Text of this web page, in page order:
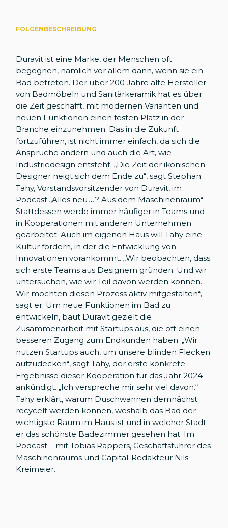
FOLGENBESCHREIBUNG
Duravit ist eine Marke, der Menschen oft
begegnen, nämlich vor allem dann, wenn sie ein
Bad betreten. Der über 200 Jahre alte Hersteller
von Badmöbeln und Sanitärkeramik hat es über
die Zeit geschafft, mit modernen Varianten und
neuen Funktionen einen festen Platz in der
Branche einzunehmen. Das in die Zukunft
fortzuführen, ist nicht immer einfach, da sich die
Ansprüche ändern und auch die Art, wie
Industriedesign entsteht. „Die Zeit der ikonischen
Designer neigt sich dem Ende zu“, sagt Stephan
Tahy, Vorstandsvorsitzender von Duravit, im
Podcast „Alles neu…? Aus dem Maschinenraum“.
Stattdessen werde immer häufiger in Teams und
in Kooperationen mit anderen Unternehmen
gearbeitet. Auch im eigenen Haus will Tahy eine
Kultur fördern, in der die Entwicklung von
Innovationen vorankommt. „Wir beobachten, dass
sich erste Teams aus Designern gründen. Und wir
untersuchen, wie wir Teil davon werden können.
Wir möchten diesen Prozess aktiv mitgestalten“,
sagt er. Um neue Funktionen im Bad zu
entwickeln, baut Duravit gezielt die
Zusammenarbeit mit Startups aus, die oft einen
besseren Zugang zum Endkunden haben. „Wir
nutzen Startups auch, um unsere blinden Flecken
aufzudecken“, sagt Tahy, der erste konkrete
Ergebnisse dieser Kooperation für das Jahr 2024
ankündigt. „Ich verspreche mir sehr viel davon.“
Tahy erklärt, warum Duschwannen demnächst
recycelt werden können, weshalb das Bad der
wichtigste Raum im Haus ist und in welcher Stadt
er das schönste Badezimmer gesehen hat. Im
Podcast – mit Tobias Rappers, Geschäftsführer des
Maschinenraums und Capital-Redakteur Nils
Kreimeier.